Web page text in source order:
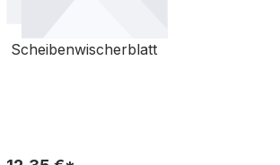
Scheibenwischerblatt